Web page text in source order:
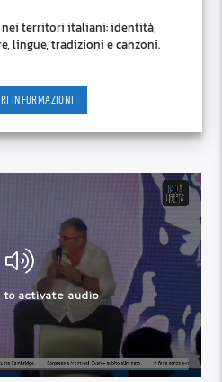
territori italiani: identità,
lingue, tradizioni e canzoni.
INFORMAZIONI